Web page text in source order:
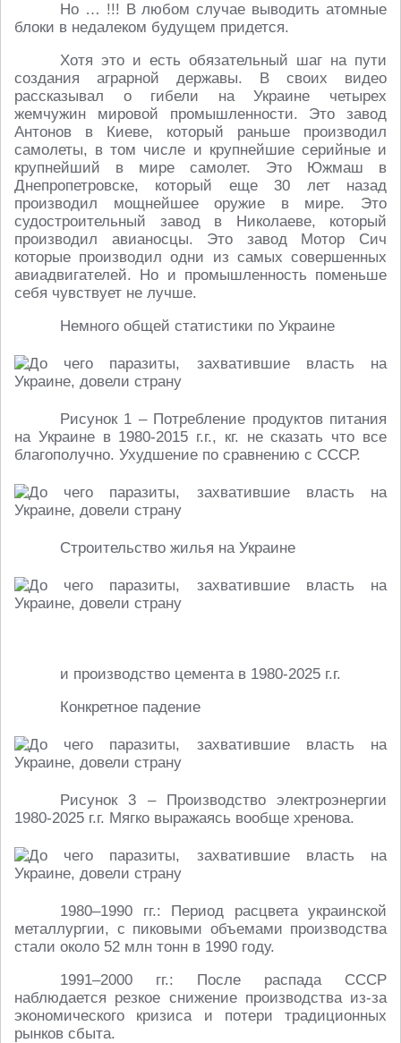
Но … !!! В любом случае выводить атомные
блоки в недалеком будущем придется.
Хотя это и есть обязательный шаг на пути
создания аграрной державы. В своих видео
рассказывал о гибели на Украине четырех
жемчужин мировой промышленности. Это завод
Антонов в Киеве, который раньше производил
самолеты, в том числе и крупнейшие серийные и
крупнейший в мире самолет. Это Южмаш в
Днепропетровске, который еще 30 лет назад
производил мощнейшее оружие в мире. Это
судостроительный завод в Николаеве, который
производил авианосцы. Это завод Мотор Сич
которые производил одни из самых совершенных
авиадвигателей. Но и промышленность поменьше
себя чувствует не лучше.
Немного общей статистики по Украине
Рисунок 1 – Потребление продуктов питания
на Украине в 1980-2015 г.г., кг. не сказать что все
благополучно. Ухудшение по сравнению с СССР.
Строительство жилья на Украине
и производство цемента в 1980-2025 г.г.
Конкретное падение
Рисунок 3 – Производство электроэнергии
1980-2025 г.г. Мягко выражаясь вообще хренова.
1980–1990 гг.: Период расцвета украинской
металлургии, с пиковыми объемами производства
стали около 52 млн тонн в 1990 году.
1991–2000 гг.: После распада СССР
наблюдается резкое снижение производства из-за
экономического кризиса и потери традиционных
рынков сбыта.